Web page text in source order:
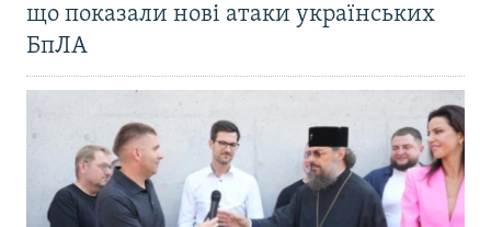
що показали нові атаки українських
БпЛА